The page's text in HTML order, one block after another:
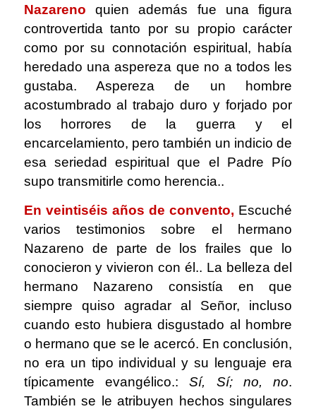
Nazareno quien además fue una figura
controvertida tanto por su propio carácter
como por su connotación espiritual, había
heredado una aspereza que no a todos les
gustaba. Aspereza de un hombre
acostumbrado al trabajo duro y forjado por
los horrores de la guerra y el
encarcelamiento, pero también un indicio de
esa seriedad espiritual que el Padre Pío
supo transmitirle como herencia..
En veintiséis años de convento, Escuché
varios testimonios sobre el hermano
Nazareno de parte de los frailes que lo
conocieron y vivieron con él.. La belleza del
hermano Nazareno consistía en que
siempre quiso agradar al Señor, incluso
cuando esto hubiera disgustado al hombre
o hermano que se le acercó. En conclusión,
no era un tipo individual y su lenguaje era
típicamente evangélico.:Sí, Sí; no, no.
También se le atribuyen hechos singulares